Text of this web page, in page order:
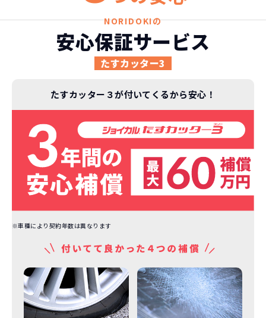
頭金不要で超低価格！憧れのクルマが手軽に乗れ
ます！
安さの秘密
高残価設定を実現！
ジョイカルジャパンが今まで培ってきた
日本全国・世界中の流通ネットワークと
価設定」を実現しました。
また特定の車両に絞ることによりこの価
格設定が可能となりました。
に新車なので故障の心配がありませんし、急なラ
イフスタイルの変化にも対応が可能です。
故障リスクが非常に低い
3年以内の契約なので、故障リスクが非常
に少なくなります。例え故障してもメーカ
ー保証があるから安心です。
契約リスクが少ない
金など一切不要！月々「定額料金」をお支払い
いただくだけでご利用いただけます。
新車購入時の税金や
諸費用などが不要
ります。
これらの費用がコミコミの料金です。
NORIDOKIの
安心保証サービス
たすカッター3
たすカッター３が付いてくるから安心！
※車種により契約年数は異なります